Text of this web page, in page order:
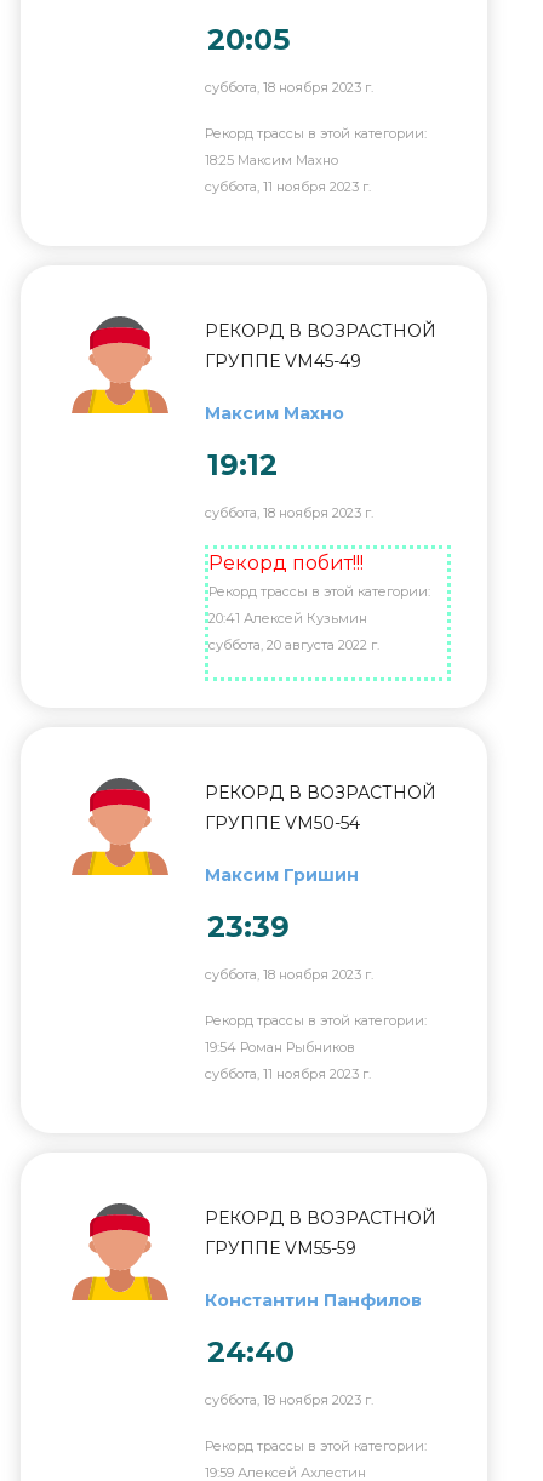
20:05
суббота, 18 ноября 2023 г.
Рекорд трассы в этой категории:
18:25 Максим Махно
суббота, 11 ноября 2023 г.
РЕКОРД В ВОЗРАСТНОЙ
ГРУППЕ VM45-49
Максим Махно
19:12
суббота, 18 ноября 2023 г.
Рекорд побит!!!
Рекорд трассы в этой категории:
20:41 Алексей Кузьмин
суббота, 20 августа 2022 г.
РЕКОРД В ВОЗРАСТНОЙ
ГРУППЕ VM50-54
Максим Гришин
23:39
суббота, 18 ноября 2023 г.
Рекорд трассы в этой категории:
19:54 Роман Рыбников
суббота, 11 ноября 2023 г.
РЕКОРД В ВОЗРАСТНОЙ
ГРУППЕ VM55-59
Константин Панфилов
24:40
суббота, 18 ноября 2023 г.
Рекорд трассы в этой категории:
19:59 Алексей Ахлестин